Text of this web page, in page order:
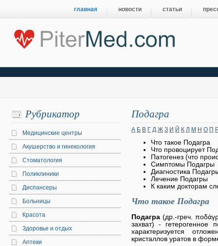
главная новости статьи
Подагра
А Б В Г Д Ж З И Й К Л М Н О П
Что такое Подагра
Что провоцирует
Патогенез (что
Симптомы Подагры
Диагностика
Лечение Подагры
К каким докторам
Что такое Подагра
Подагра (др.-греч.
захват) - гетерогенное
характеризуется
кристаллов уратов в
Рубрикатор
Медицинские центры
Акушерство и гинекология
Стоматология
Поликлиники
Диспансеры
Больницы
Красота
Здоровье и отдых
Аптеки